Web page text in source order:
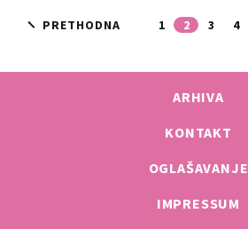
PRETHODNA 1 2 3 4
ARHIVA
KONTAKT
OGLAŠAVANJE
IMPRESSUM